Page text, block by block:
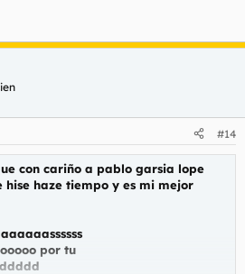
#14
con cariño a pablo garsia lope
hise haze tiempo y es mi mejor
por tu